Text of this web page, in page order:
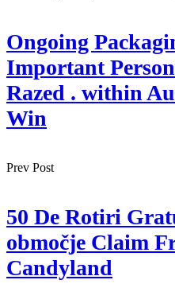
Ongoing
Important
Razed . within
Win
Prev Post
50 De Rotiri
območje Claim
Candyland